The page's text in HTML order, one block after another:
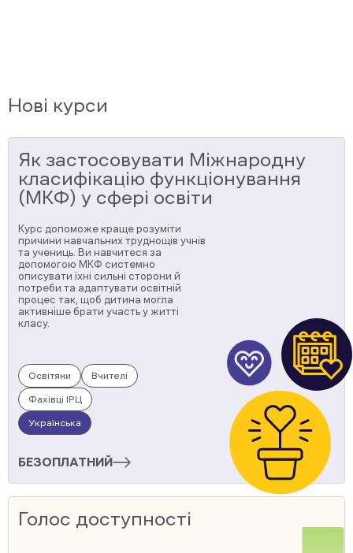
Нові курси
Як застосовувати Міжнародну
класифікацію функціонування
(МКФ) у сфері освіти
Курс допоможе краще розуміти
причини навчальних труднощів учнів
та учениць. Ви навчитеся за
допомогою МКФ системно
описувати їхні сильні сторони й
потреби та адаптувати освітній
процес так, щоб дитина могла
активніше брати участь у житті
класу.
Вчителі
Освітяни
Фахівці ІРЦ
Українська
БЕЗОПЛАТНИЙ
Голос доступності